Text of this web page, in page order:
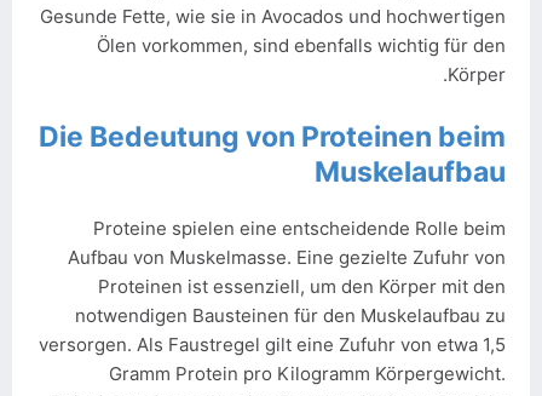
Gesunde Fette, wie sie in Avocados und hochwertigen
Ölen vorkommen, sind ebenfalls wichtig für den
Körper.
Die Bedeutung von Proteinen beim
Muskelaufbau
Proteine spielen eine entscheidende Rolle beim
Aufbau von Muskelmasse. Eine gezielte Zufuhr von
Proteinen ist essenziell, um den Körper mit den
notwendigen Bausteinen für den Muskelaufbau zu
versorgen. Als Faustregel gilt eine Zufuhr von etwa 1,5
Gramm Protein pro Kilogramm Körpergewicht.